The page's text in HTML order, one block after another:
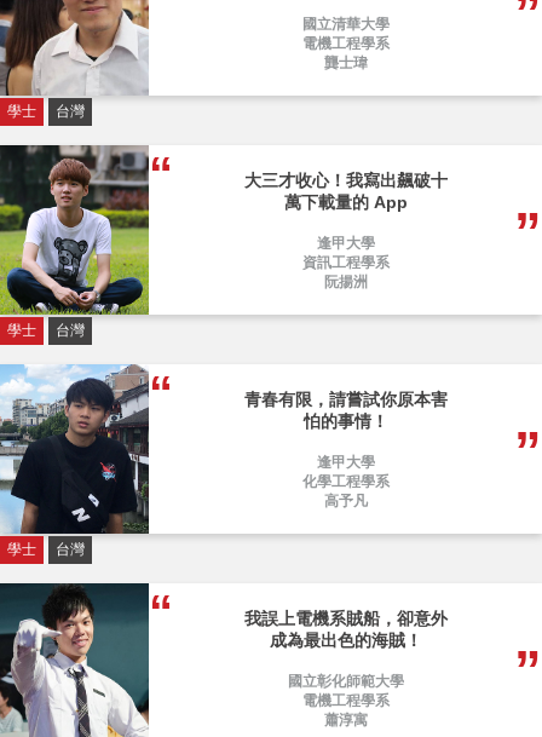
國立清華大學
電機工程學系
龔士瑋
學士 台灣
大三才收心！我寫出飆破十
萬下載量的 App
逢甲大學
資訊工程學系
阮揚洲
學士 台灣
青春有限，請嘗試你原本害
怕的事情！
逢甲大學
化學工程學系
高予凡
學士 台灣
我誤上電機系賊船，卻意外
成為最出色的海賊！
國立彰化師範大學
電機工程學系
蕭淳寓